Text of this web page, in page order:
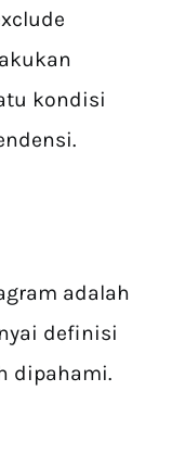
kondisi
adalah
definisi
dipahami.